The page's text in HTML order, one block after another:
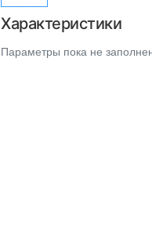
Характеристики
Параметры пока не